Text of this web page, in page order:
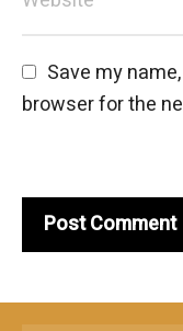
Save my
browser for the